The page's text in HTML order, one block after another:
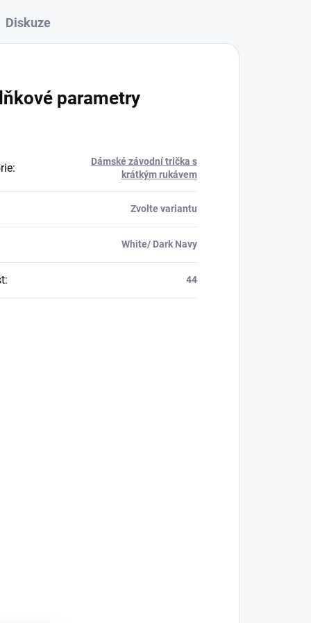
Diskuze
parametry
:
Dámské závodní trička s
krátkým rukávem
Zvolte variantu
White/ Dark Navy
: 44